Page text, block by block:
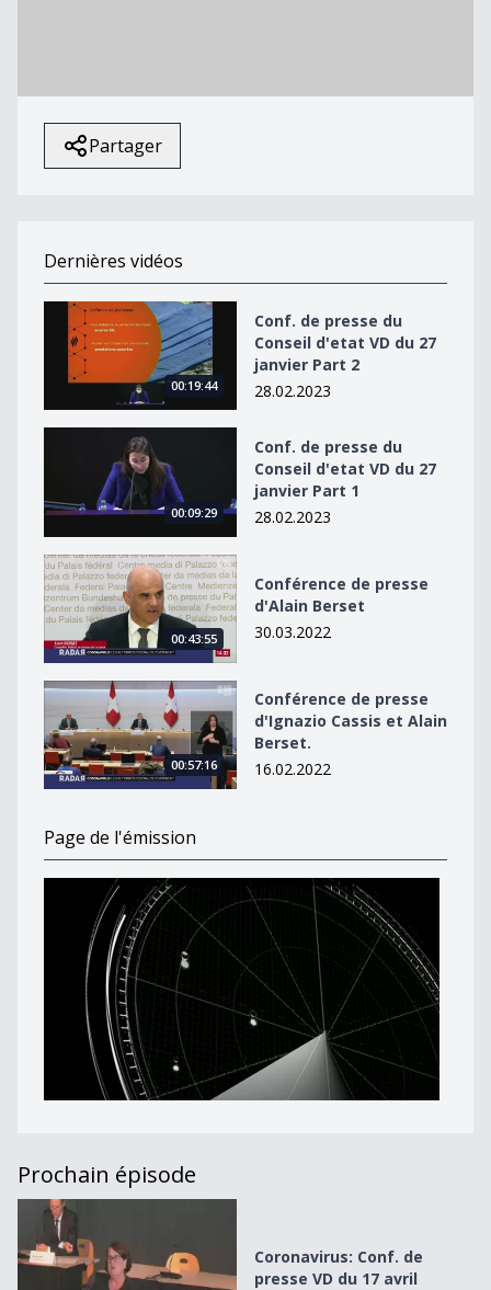
lue.
Partager
Dernières vidéos
Conf. de presse du Conseil d&#039;etat VD du 27
00:19:44
Conf. de presse du
Conseil d'etat VD du 27
janvier Part 2
28.02.2023
Conf. de presse du Conseil d&#039;etat VD du 27
00:09:29
Conf. de presse du
Conseil d'etat VD du 27
janvier Part 1
28.02.2023
Conférence de presse d&#039;Alain Berset
00:43:55
Conférence de presse
d'Alain Berset
30.03.2022
Conférence de presse d&#039;Ignazio Cassis et Alain
00:57:16
Conférence de presse
d'Ignazio Cassis et Alain
Berset.
16.02.2022
Page de l'émission
Prochain épisode
Coronavirus: Conf. de presse VD du 17 avril
Coronavirus: Conf. de
presse VD du 17 avril